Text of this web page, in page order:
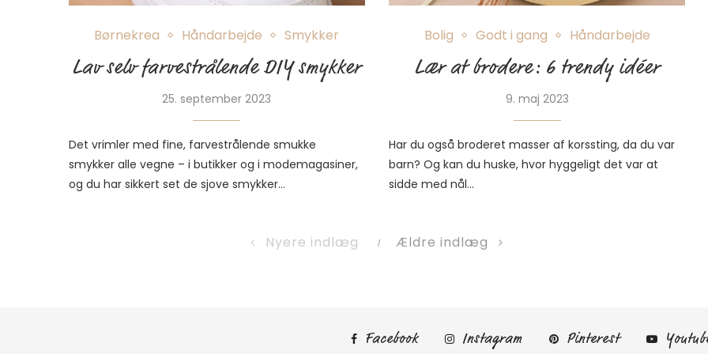
Børnekrea Håndarbejde Smykker
Lav selv farvestrålende DIY smykker
25. september 2023
Det vrimler med fine, farvestrålende smukke
smykker alle vegne – i butikker og i modemagasiner,
og du har sikkert set de sjove smykker…
Bolig Godt i gang Håndarbejde
Lær at brodere: 6 trendy idéer
9. maj 2023
Har du også broderet masser af korssting, da du var
barn? Og kan du huske, hvor hyggeligt det var at
sidde med nål…
Nyere indlæg Ældre indlæg
Facebook Instagram Pinterest